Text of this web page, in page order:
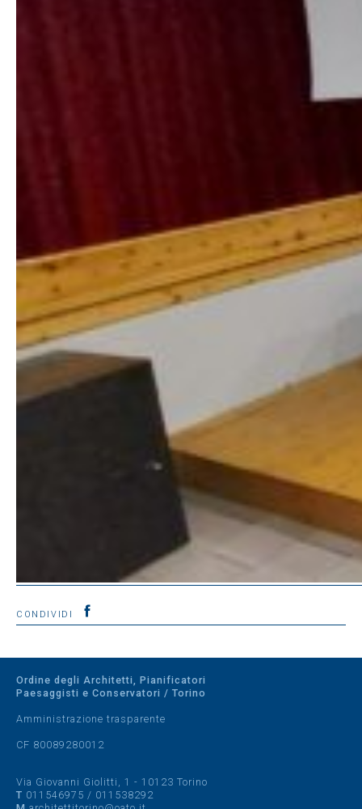
CONDIVIDI
Ordine degli Architetti, Pianificatori
Paesaggisti e Conservatori / Torino
Amministrazione trasparente
CF 80089280012
Via Giovanni Giolitti, 1 - 10123 Torino
T 011546975 / 011538292